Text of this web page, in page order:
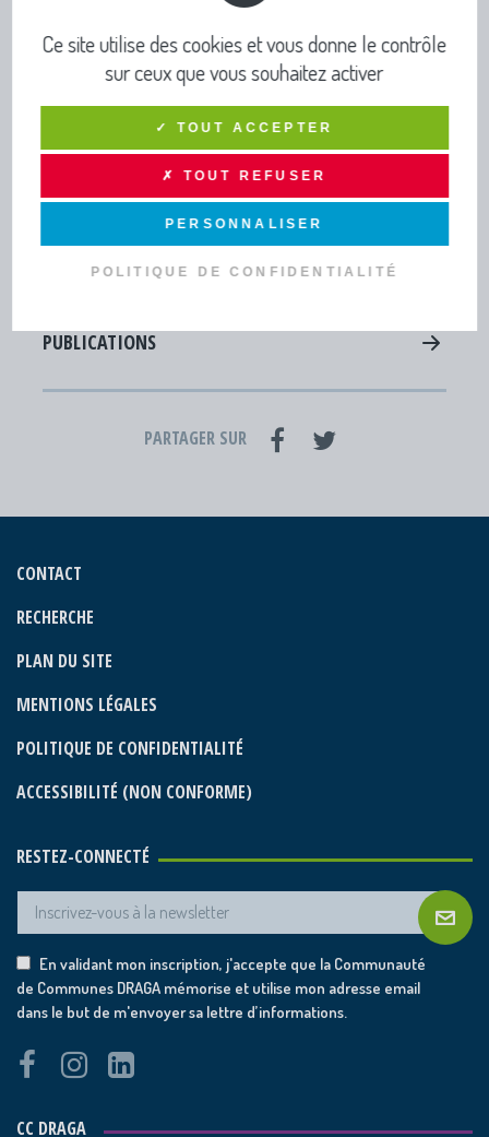
INFOS PRATIQUES ET
PUBLICATIONS
TOUTE L’INFO DRAGA
Lettres d'infos - Newsletters
Agenda
Concert musiques actuelles - Viviers
PUBLICATIONS
PARTAGER SUR
CONTACT
RECHERCHE
PLAN DU SITE
MENTIONS LÉGALES
POLITIQUE DE CONFIDENTIALITÉ
ACCESSIBILITÉ (NON CONFORME)
RESTEZ-CONNECTÉ
En validant mon inscription, j'accepte que la Communauté
de Communes DRAGA mémorise et utilise mon adresse email
dans le but de m'envoyer sa lettre d’informations.
CC DRAGA
Ce site utilise des cookies et vous donne le contrôle
sur ceux que vous souhaitez activer
✓ TOUT ACCEPTER
✗ TOUT REFUSER
PERSONNALISER
POLITIQUE DE CONFIDENTIALITÉ